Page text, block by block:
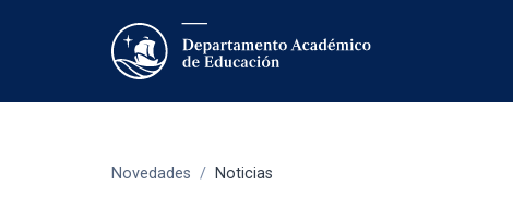
Novedades / Noticias